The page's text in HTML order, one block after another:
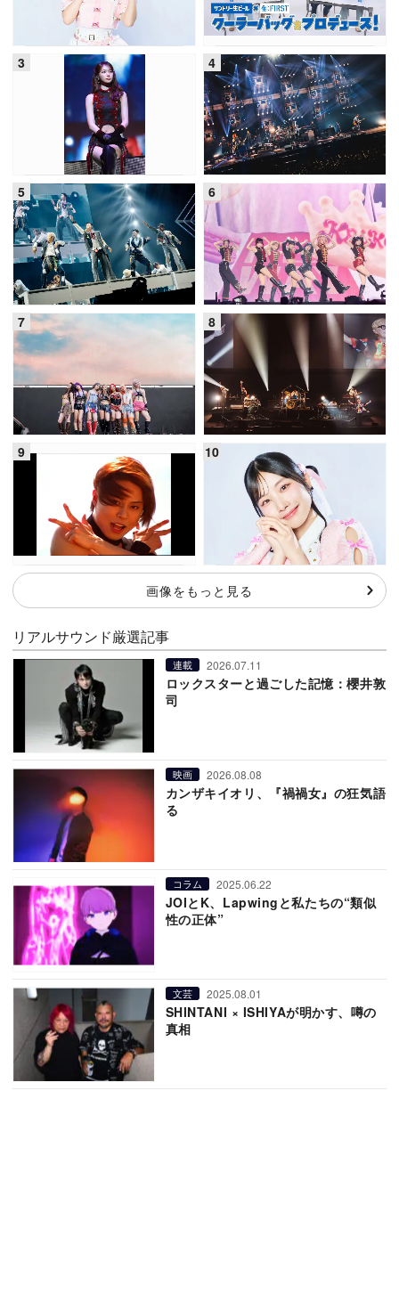
画像をもっと見る
リアルサウンド厳選記事
連載 2026.07.11
ロックスターと過ごした記憶：櫻井敦
司
映画 2026.08.08
カンザキイオリ、『禍禍女』の狂気語
る
コラム 2025.06.22
JOIとK、Lapwingと私たちの“類似
性の正体”
文芸 2025.08.01
SHINTANI × ISHIYAが明かす、噂の
真相